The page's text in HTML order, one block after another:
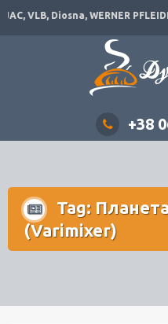
VLB, Diosna, WERNER
+38
Tag:
(Varimixer)